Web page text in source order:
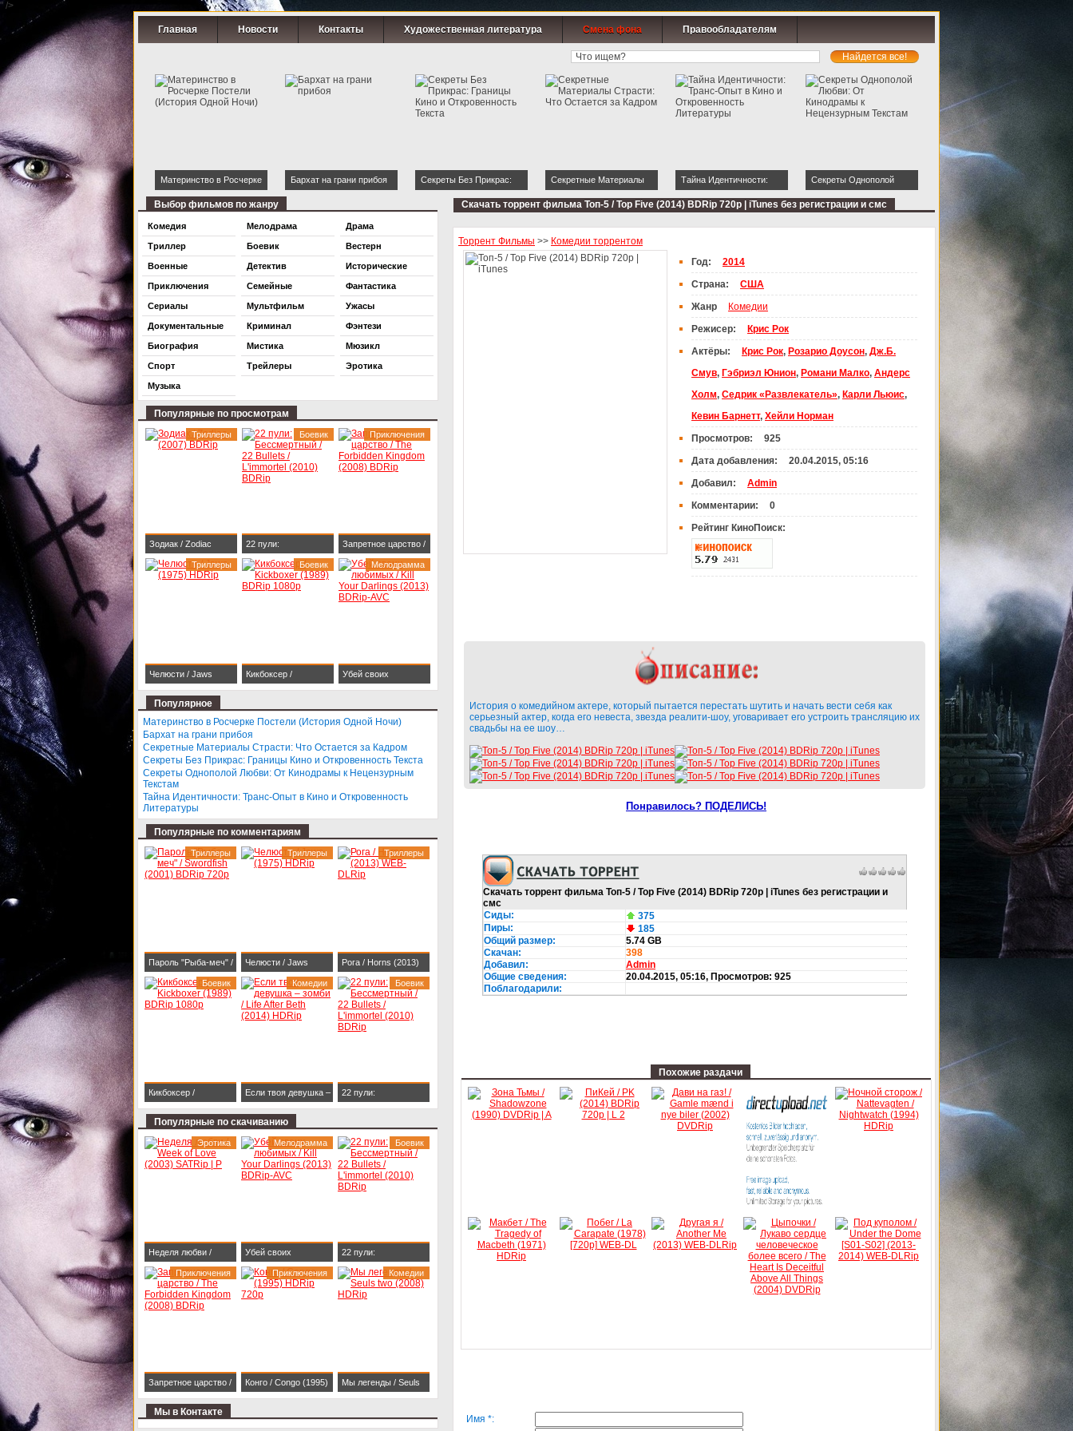
" />
Главная Новости Контакты Художественная литература Смена фона Правообладателям
Материнство в Росчерке
Постели (История Одной
Бархат на грани прибоя
Секреты Без Прикрас:
Границы Кино и
Секретные Материалы
Страсти: Что Остается за
Тайна Идентичности:
Транс-Опыт в Кино и
Секреты Однополой
Любви: От Кинодрамы к
Скачать торрент фильма Топ-5 / Top Five (2014) BDRip 720p | iTunes без регистрации и смс
Торрент Фильмы >> Комедии торрентом
Год:
2014
Страна:
США
Жанр
Комедии
Режисер:
Крис Рок
Актёры:
Крис Рок, Розарио Доусон, Дж.Б.
Смув, Гэбриэл Юнион, Романи Малко, Андерс
Холм, Седрик «Развлекатель», Карли Льюис,
Кевин Барнетт, Хейли Норман
Просмотров:
925
Дата добавления:
20.04.2015, 05:16
Добавил:
Admin
Комментарии:
0
Рейтинг КиноПоиск:
История о комедийном актере, который пытается перестать шутить и начать вести себя как
серьезный актер, когда его невеста, звезда реалити-шоу, уговаривает его устроить трансляцию их
свадьбы на ее шоу…
Понравилось? ПОДЕЛИСЬ!
Скачать торрент фильма Топ-5 / Top Five (2014) BDRip 720p | iTunes без регистрации и
смс
Сиды:
375
Пиры:
185
Общий размер:
5.74 GB
Скачан:
398
Добавил:
Admin
Общие сведения:
20.04.2015, 05:16, Просмотров: 925
Поблагодарили:
Похожие раздачи
Имя *:
Выбор фильмов по жанру
Комедия
Триллер
Военные
Приключения
Сериалы
Документальные
Биография
Спорт
Музыка
Мелодрама
Боевик
Детектив
Семейные
Мультфильм
Криминал
Мистика
Трейлеры
Драма
Вестерн
Исторические
Фантастика
Ужасы
Фэнтези
Мюзикл
Эротика
Популярные по просмотрам
Зодиак / Zodiac
(2007) BDRip
Триллеры
22 пули:
Бессмертный / 22
Bullets / L'immortel
Боевик
Запретное царство /
The Forbidden
Kingdom (2008)
Приключения
Челюсти / Jaws
(1975) HDRip
Триллеры
Кикбоксер /
Боевик
Убей своих
Darlings (2013)
Мелодрамма
Популярное
Материнство в Росчерке Постели (История Одной Ночи)
Бархат на грани прибоя
Секретные Материалы Страсти: Что Остается за Кадром
Секреты Без Прикрас: Границы Кино и Откровенность Текста
Секреты Однополой Любви: От Кинодрамы к Нецензурным
Текстам
Тайна Идентичности: Транс-Опыт в Кино и Откровенность
Литературы
Популярные по комментариям
Пароль "Рыба-меч" /
Swordfish (2001)
BDRip 720p
Триллеры
Челюсти / Jaws
(1975) HDRip
Триллеры
Рога / Horns (2013)
WEB-DLRip
Триллеры
Кикбоксер /
Kickboxer (1989)
Боевик
Если твоя девушка –
зомби / Life After Beth
Комедии
22 пули:
(2010) BDRip
Боевик
Популярные по скачиванию
Неделя любви /
Week of Love (2003)
SATRip | P
Эротика
Убей своих
любимых / Kill Your
Darlings (2013)
Мелодрамма
22 пули:
Бессмертный / 22
Bullets / L'immortel
Боевик
Запретное царство /
The Forbidden
Приключения
Конго / Congo (1995)
Приключения
Мы легенды / Seuls
Комедии
Мы в Контакте